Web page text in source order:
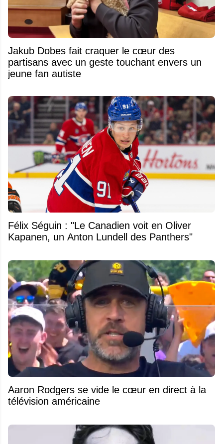
Jakub Dobes fait craquer le cœur des
partisans avec un geste touchant envers un
jeune fan autiste
Félix Séguin : "Le Canadien voit en Oliver
Kapanen, un Anton Lundell des Panthers"
Aaron Rodgers se vide le cœur en direct à la
télévision américaine